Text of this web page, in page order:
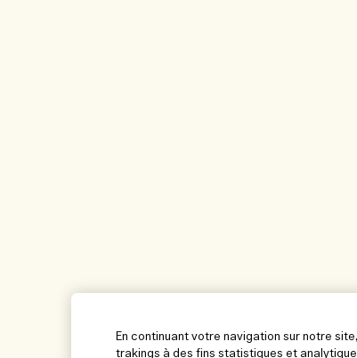
En continuant votre navigation sur notre
trakings à des fins statistiques et